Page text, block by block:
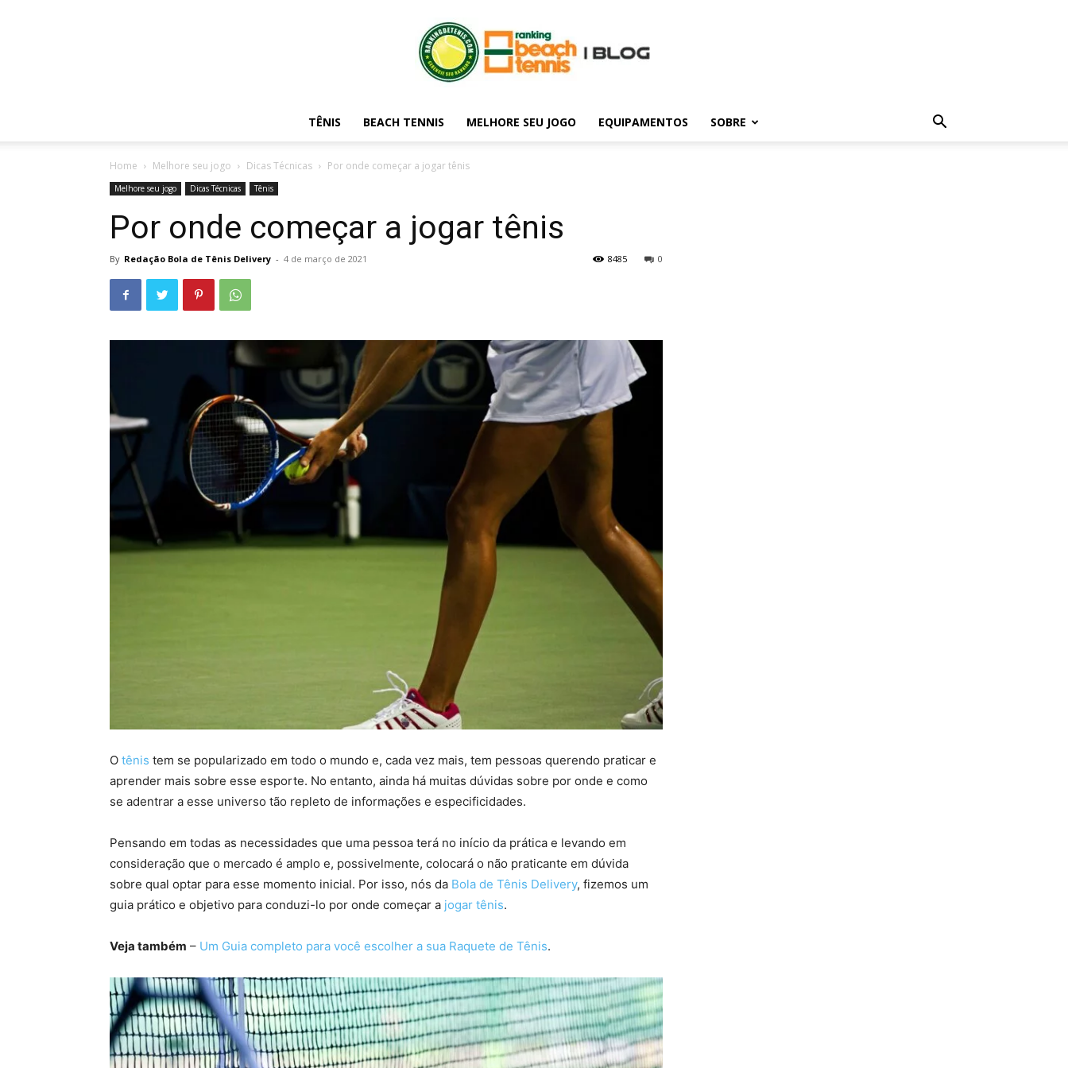
do
rankingdetenis.com
TÊNIS BEACH TENNIS MELHORE SEU JOGO EQUIPAMENTOS SOBRE
Home Melhore seu jogo Dicas Técnicas Por onde começar a jogar tênis
Melhore seu jogo Dicas Técnicas Tênis
Por onde começar a jogar tênis
By Redação Bola de Tênis Delivery - 4 de março de 2021 0
8485
O tênis tem se popularizado em todo o mundo e, cada vez mais, tem pessoas querendo praticar e
aprender mais sobre esse esporte. No entanto, ainda há muitas dúvidas sobre por onde e como
se adentrar a esse universo tão repleto de informações e especificidades.
Pensando em todas as necessidades que uma pessoa terá no início da prática e levando em
consideração que o mercado é amplo e, possivelmente, colocará o não praticante em dúvida
sobre qual optar para esse momento inicial. Por isso, nós da Bola de Tênis Delivery, fizemos um
guia prático e objetivo para conduzi-lo por onde começar a jogar tênis.
Veja também – Um Guia completo para você escolher a sua Raquete de Tênis.